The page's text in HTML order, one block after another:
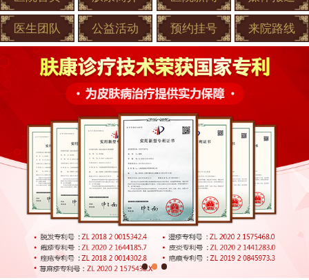
医生团队 公益活动 预约挂号 来院路线